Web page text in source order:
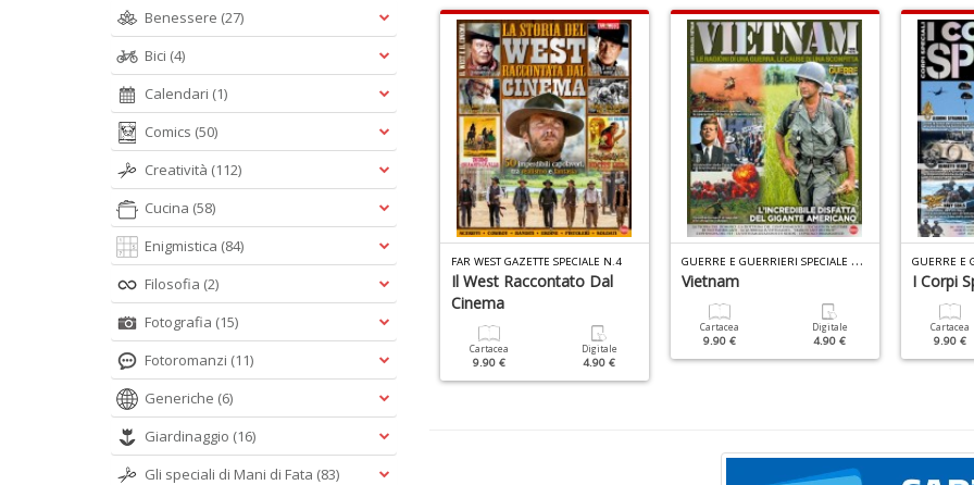
Durante La Seconda
4.90 €
HISTORY SPECIALE N.23
12.90 €
Digitale
5.90 €
FAR WEST GAZETTE SPECIALE N.4
Il West Raccontato Dal
Cinema
Cartacea
9.90 €
Digitale
4.90 €
G
UERRE E GUERRIERI SPECIALE N.2
Vietnam
Cartacea
9.90 €
Digitale
4.90 €
I Corpi
Cartacea
9.90 €
Benessere (27)
Bici (4)
Calendari (1)
Comics (50)
Creatività (112)
Cucina (58)
Enigmistica (84)
Filosofia (2)
Fotografia (15)
Fotoromanzi (11)
Generiche (6)
Giardinaggio (16)
Gli speciali di Mani di Fata (83)